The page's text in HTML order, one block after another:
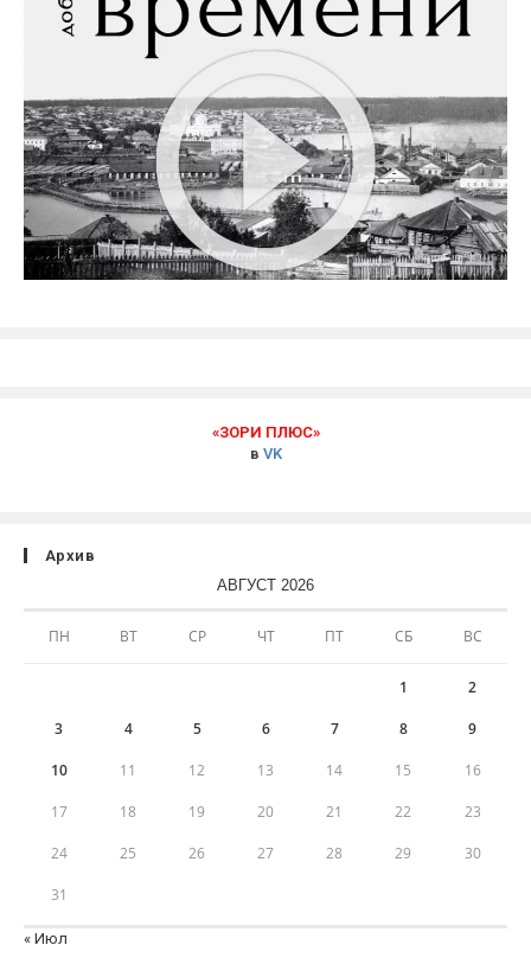
«ЗОРИ ПЛЮС»
в VK
Архив
АВГУСТ 2026
ПН ВТ СР ЧТ ПТ СБ ВС
1 2
3 4 5 6 7 8 9
10 11 12 13 14 15 16
17 18 19 20 21 22 23
24 25 26 27 28 29 30
31
« Июл